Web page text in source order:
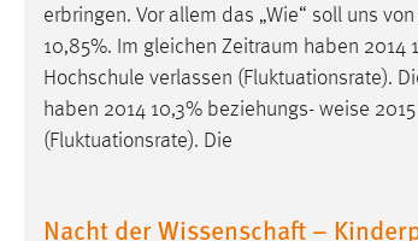
erbringen. Vor allem das „Wie“ soll uns
10,85%. Im gleichen Zeitraum haben 2014
Hochschule verlassen (Fluktuationsrate).
haben 2014 10,3% beziehungs- weise
(Fluktuationsrate). Die
Nacht der Wissenschaft –
externen Medien Cookies gesetzt.
YouTube